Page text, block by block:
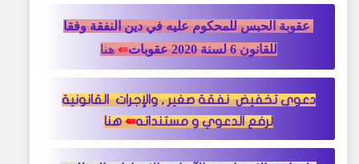
عقوبة الحبس للمحكوم عليه في دين النفقة وفقا
للقانون 6
لسنة 2020 عقوبا ت⇚ هنا
دعوى تخفيض نفقة صغير , والإجرات القانونية
لرفع الدعوي و مستنداته⇚هنا